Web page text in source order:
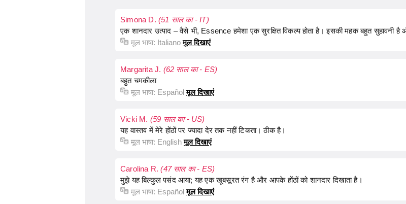
Simona D. (51 साल का - IT)
एक शानदार उत्पाद – वैसे भी, Essence हमेशा एक सुरक्षित विकल्प होता है। इसकी महक बहुत सुहावनी है
मूल भाषा: Italiano मूल दिखाएं
Margarita J. (62 साल का - ES)
बहुत चमकीला
मूल भाषा: Español मूल दिखाएं
Vicki M. (59 साल का - US)
यह वास्तव में मेरे होंठों पर ज्यादा देर तक नहीं टिकता। ठीक है।
मूल भाषा: English मूल दिखाएं
Carolina R.(47 साल का - ES)
मुझे यह बिल्कुल पसंद आया; यह एक खूबसूरत रंग है और आपके होंठों को शानदार दिखाता है।
मूल भाषा: Español मूल दिखाएं